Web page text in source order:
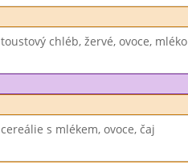
toustový chléb, žervé, ovoce, mléko
cereálie s mlékem, ovoce, čaj